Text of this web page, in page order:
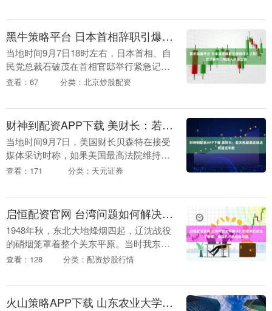
日本自民党将会....
黑牛策略平台 日本首相辞职引爆继任人之战！一文了解热门候选人经济立场
当地时间9月7日18时左右，日本首相、自
民党总裁石破茂在首相官邸举行紧急记者
会，宣布决定辞去自民党总裁职务。当天
相职务。 这....
查看：67 分类：北京炒股配资
财神到配资APP下载 美财长：若关税被裁定违法将退还半数
当地时间9月7日，美国财长贝森特在接受
媒体采访时称，如果美国最高法院维持裁
决判定美国政府的关税政策违法，那么美
关税，这一后果....
查看：171 分类：天元证券
启恒配资官网 台湾问题如何解决？历史早已给出了答案，美国已开始准备后路
1948年秋，东北大地烽烟四起，辽沈战役
的硝烟笼罩着整个关东平原。当时我东北
野战军以雷霆万钧之势，将国民党数十万
大战略要地。....
查看：128 分类：配资炒股行情
火山策略APP下载 山东农业大学追星逐月团队——重温革命故事，汲取前行力量